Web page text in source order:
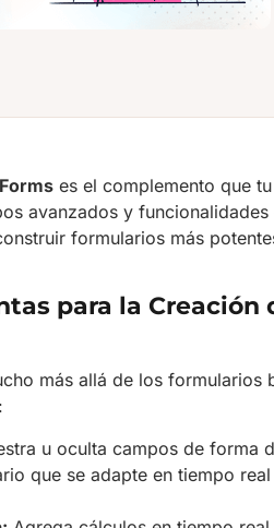
es el complemento que
avanzados y
formularios más
para la Creación
más allá de los formularios
u oculta campos de forma
que se adapte en tiempo